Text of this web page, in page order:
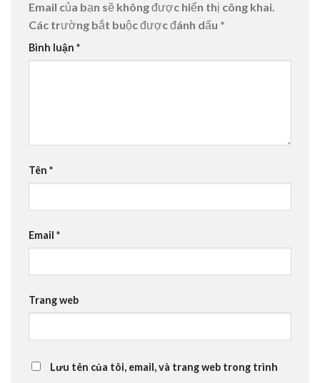
Email của bạn sẽ không được hiển thị công khai.
Các trường bắt buộc được đánh dấu *
Bình luận *
Tên *
Email *
Trang web
Lưu tên của tôi, email, và trang web trong trình